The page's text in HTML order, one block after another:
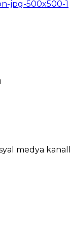
medya